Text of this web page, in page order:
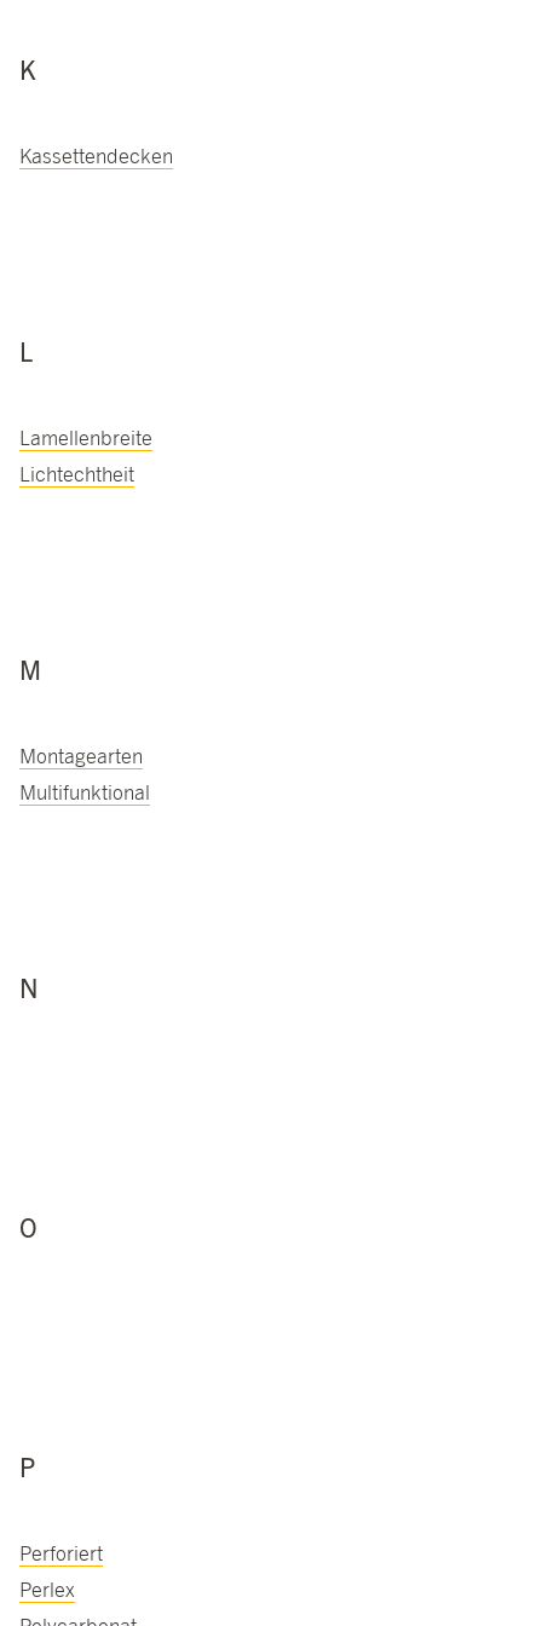
K
Kassettendecken
L
Lamellenbreite
Lichtechtheit
M
Montagearten
Multifunktional
N
O
P
Perforiert
Perlex